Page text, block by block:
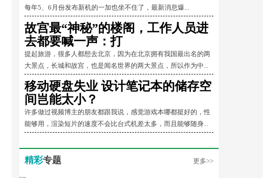
每年5、6月份发布新机的一加也坐不住了，最新消息爆...
故宫最“神秘”的楼阁，工作人员进
去都要喊一声：打
提起旅游，很多人都想去北京，因为在北京拥有我国最出名的两
大景点，长城和故宫，也是闻名世界的两大景点，所以作为中...
移动硬盘失业 设计笔记本的储存空
间岂能太小？
许多做过视频博主的朋友都跟我说，感觉游戏本哪都挺好的，性
能够用，渲染短片的速度不会比台式机差太多，而且能够随身...
精彩专题 更多>>